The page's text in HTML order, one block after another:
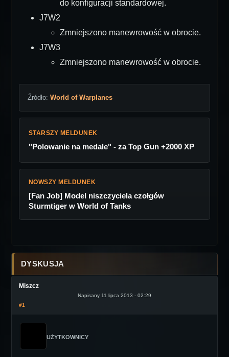
do konfiguracji standardowej.
J7W2
Zmniejszono manewrowość w obrocie.
J7W3
Zmniejszono manewrowość w obrocie.
Źródło: World of Warplanes
STARSZY MELDUNEK
"Polowanie na medale" - za Top Gun +2000 XP
NOWSZY MELDUNEK
[Fan Job] Model niszczyciela czołgów
Sturmtiger w World of Tanks
DYSKUSJA
Miszcz
Napisany 11 lipca 2013 - 02:29
#1
UŻYTKOWNICY